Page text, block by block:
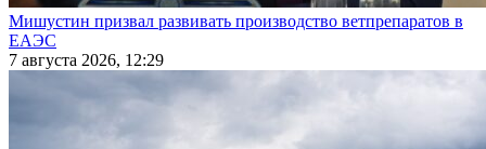
Мишустин призвал развивать производство ветпрепаратов в
ЕАЭС
7 августа 2026, 12:29